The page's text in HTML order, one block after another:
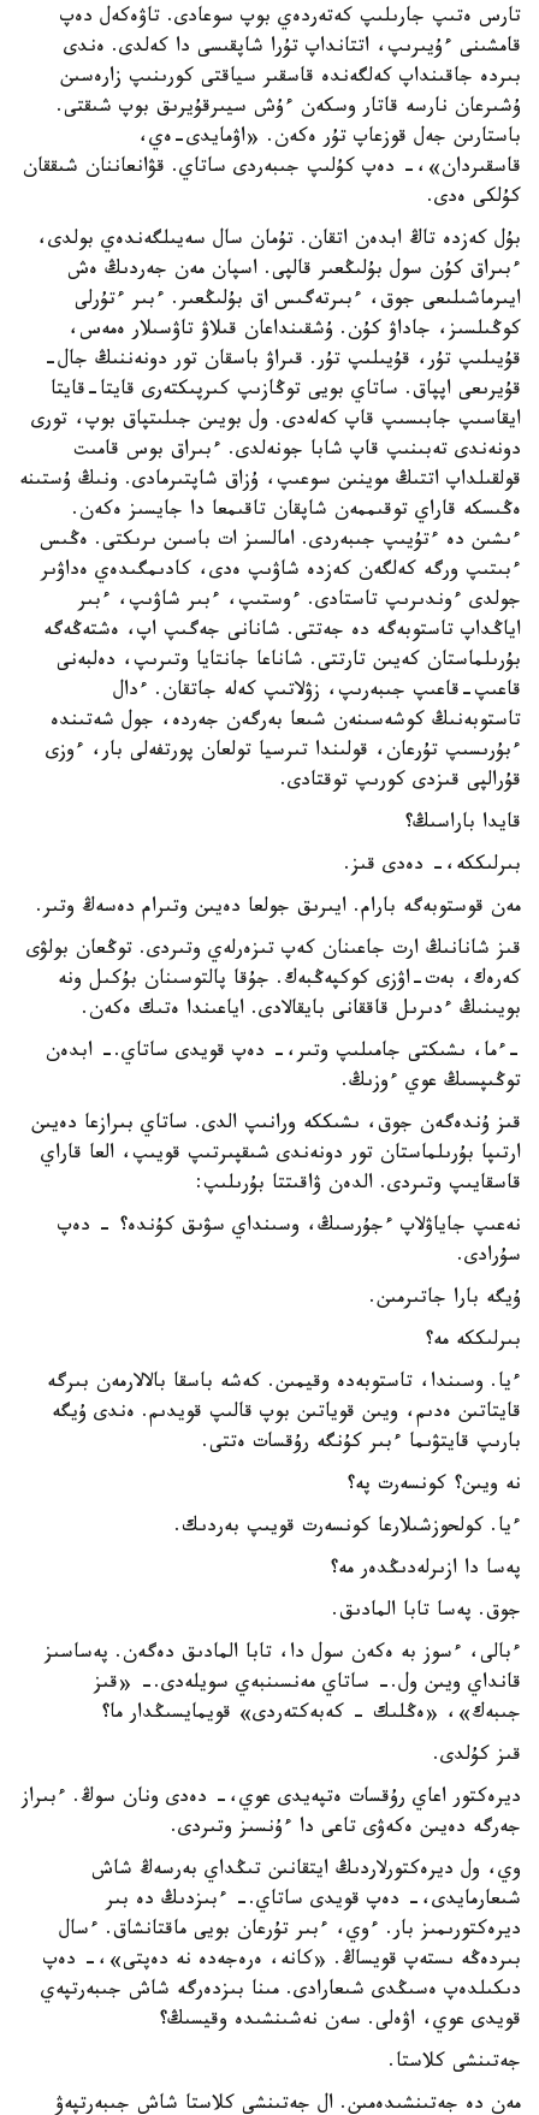
تارس ەتىپ جارىلىپ كەتەردەي بوپ سوعادى. تاۋەكەل دەپ
قامشىنى ءۇيىرىپ، اتتانداپ تۇرا شاپقىسى دا كەلدى. ەندى
بىردە جاقىنداپ كەلگەندە قاسقىر سياقتى كورىنىپ زارەسىن
ۇشىرعان نارسە قاتار وسكەن ءۇش سيىرقۇيرىق بوپ شىقتى.
باستارىن جەل قوزعاپ تۇر ەكەن. «اۋمايدى-ەي،
قاسقىردان»،- دەپ كۇلىپ جىبەردى ساتاي. قۋانعاننان شىققان
كۇلكى ەدى.
بۇل كەزدە تاڭ ابدەن اتقان. تۇمان سال سەيىلگەندەي بولدى،
ءبىراق كۇن سول بۇلىڭعىر قالپى. اسپان مەن جەردىڭ ەش
ايىرماشىلىعى جوق، ءبىرتەگىس اق بۇلىڭعىر. ءبىر ءتۇرلى
كوڭىلسىز، جاداۋ كۇن. ۇشقىنداعان قىلاۋ تاۋسىلار ەمەس،
قۇيىلىپ تۇر، قۇيىلىپ تۇر. قىراۋ باسقان تور دونەننىڭ جال-
قۇيرىعى اپپاق. ساتاي بويى توڭازىپ كىرپىكتەرى قايتا-قايتا
ايقاسىپ جابىسىپ قاپ كەلەدى. ول بويىن جىلىتپاق بوپ، تورى
دونەندى تەبىنىپ قاپ شابا جونەلدى. ءبىراق بوس قامىت
قولقىلداپ اتتىڭ موينىن سوعىپ، ۇزاق شاپتىرمادى. ونىڭ ۇستىنە
ەڭىسكە قاراي توقىممەن شاپقان تاقىمعا دا جايسىز ەكەن.
ءىشىن دە ءتۇيىپ جىبەردى. امالسىز ات باسىن ىرىكتى. ەڭىس
ءبىتىپ ورگە كەلگەن كەزدە شاۋىپ ەدى، كادىمگىدەي ەداۋىر
جولدى ءوندىرىپ تاستادى. ءوستىپ، ءبىر شاۋىپ، ءبىر
اياڭداپ تاستوبەگە دە جەتتى. شانانى جەگىپ اپ، ەشتەڭەگە
بۇرىلماستان كەيىن تارتتى. شاناعا جانتايا وتىرىپ، دەلبەنى
قاعىپ-قاعىپ جىبەرىپ، زۋلاتىپ كەلە جاتقان. ءدال
تاستوبەنىڭ كوشەسىنەن شىعا بەرگەن جەردە، جول شەتىندە
ءبۇرىسىپ تۇرعان، قولىندا تىرسيا تولعان پورتفەلى بار، ءوزى
قۇرالپى قىزدى كورىپ توقتادى.
قايدا باراسىڭ؟
بىرلىككە،- دەدى قىز.
مەن قوستوبەگە بارام. ايىرىق جولعا دەيىن وتىرام دەسەڭ وتىر.
قىز شانانىڭ ارت جاعىنان كەپ تىزەرلەي وتىردى. توڭعان بولۋى
كەرەك، بەت-اۋزى كوكپەڭبەك. جۇقا پالتوسىنان بۇكىل ونە
بويىنىڭ ءدىرىل قاققانى بايقالادى. اياعىندا ەتىك ەكەن.
-ءما، ىشىكتى جامىلىپ وتىر،- دەپ قويدى ساتاي.- ابدەن
توڭىپسىڭ عوي ءوزىڭ.
قىز ۇندەگەن جوق، ىشىككە ورانىپ الدى. ساتاي بىرازعا دەيىن
ارتىپا بۇرىلماستان تور دونەندى شىقپىرتىپ قويىپ، العا قاراي
قاسقايىپ وتىردى. الدەن ۋاقىتتا بۇرىلىپ:
نەعىپ جاياۋلاپ ءجۇرسىڭ، وسىنداي سۋىق كۇندە؟ - دەپ
سۇرادى.
ۇيگە بارا جاتىرمىن.
بىرلىككە مە؟
ءيا. وسىندا، تاستوبەدە وقيمىن. كەشە باسقا بالالارمەن بىرگە
قايتاتىن ەدىم، ويىن قوياتىن بوپ قالىپ قويدىم. ەندى ۇيگە
بارىپ قايتۋىما ءبىر كۇنگە رۇقسات ەتتى.
نە ويىن؟ كونسەرت پە؟
ءيا. كولحوزشىلارعا كونسەرت قويىپ بەردىك.
پەسا دا ازىرلەدىڭدەر مە؟
جوق. پەسا تابا المادىق.
ءبالى، ءسوز بە ەكەن سول دا، تابا المادىق دەگەن. پەساسىز
قانداي ويىن ول.- ساتاي مەنسىنبەي سويلەدى.- «قىز
جىبەك»، «ەڭلىك - كەبەكتەردى» قويمايسىڭدار ما؟
قىز كۇلدى.
ديرەكتور اعاي رۇقسات ەتپەيدى عوي،- دەدى ونان سوڭ. ءبىراز
جەرگە دەيىن ەكەۋى تاعى دا ءۇنسىز وتىردى.
وي، ول ديرەكتورلاردىڭ ايتقانىن تىڭداي بەرسەڭ شاش
شىعارمايدى،- دەپ قويدى ساتاي.- ءبىزدىڭ دە بىر
ديرەكتورىمىز بار. ءوي، ءبىر تۇرعان بويى ماقتانشاق. ءسال
بىردەڭە ىستەپ قويساڭ. «كانە، ەرەجەدە نە دەپتى»،- دەپ
دىكىلدەپ ەسىڭدى شىعارادى. مىنا بىزدەرگە شاش جىبەرتپەي
قويدى عوي، اۋەلى. سەن نەشىنشىدە وقيسىڭ؟
جەتىنشى كلاستا.
مەن دە جەتىنشىدەمىن. ال جەتىنشى كلاستا شاش جىبەرتپەۋ